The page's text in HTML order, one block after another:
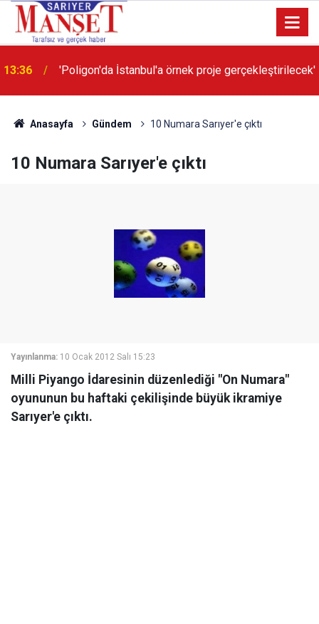
13:36 'Poligon'da İstanbul'a örnek proje gerçekleştirilecek'
Anasayfa Gündem 10 Numara Sarıyer'e çıktı
10 Numara Sarıyer'e çıktı
Yayınlanma: 10 Ocak 2012 Salı 15:23
Milli Piyango İdaresinin düzenlediği "On Numara"
oyununun bu haftaki çekilişinde büyük ikramiye
Sarıyer'e çıktı.